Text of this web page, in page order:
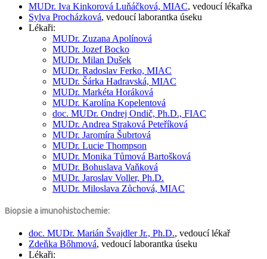
MUDr. Iva Kinkorová Luňáčková, MIAC, vedoucí lékařka
Sylva Procházková, vedoucí laborantka úseku
Lékaři:
MUDr. Zuzana Apolínová
MUDr. Jozef Bocko
MUDr. Milan Dušek
MUDr. Radoslav Ferko, MIAC
MUDr. Šárka Hadravská, MIAC
MUDr. Markéta Horáková
MUDr. Karolína Kopelentová
doc. MUDr. Ondrej Ondič, Ph.D., FIAC
MUDr. Andrea Straková Peteříková
MUDr. Jaromíra Šubrtová
MUDr. Lucie Thompson
MUDr. Monika Tůmová Bartošková
MUDr. Bohuslava Vaňková
MUDr. Jaroslav Voller, Ph.D.
MUDr. Miloslava Zůchová, MIAC
Biopsie a imunohistochemie:
doc. MUDr. Marián Švajdler Jr., Ph.D., vedoucí lékař
Zdeňka Bőhmová, vedoucí laborantka úseku
Lékaři: